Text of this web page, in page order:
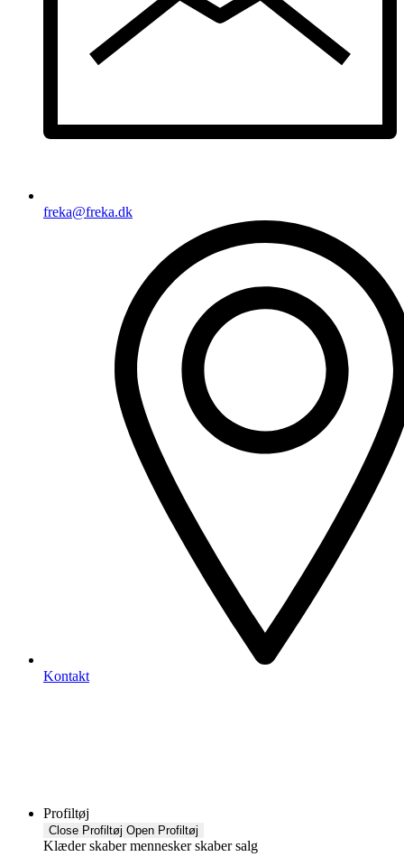
freka@freka.dk
Kontakt
Profiltøj
Close Profiltøj Open Profiltøj
Klæder skaber mennesker skaber salg